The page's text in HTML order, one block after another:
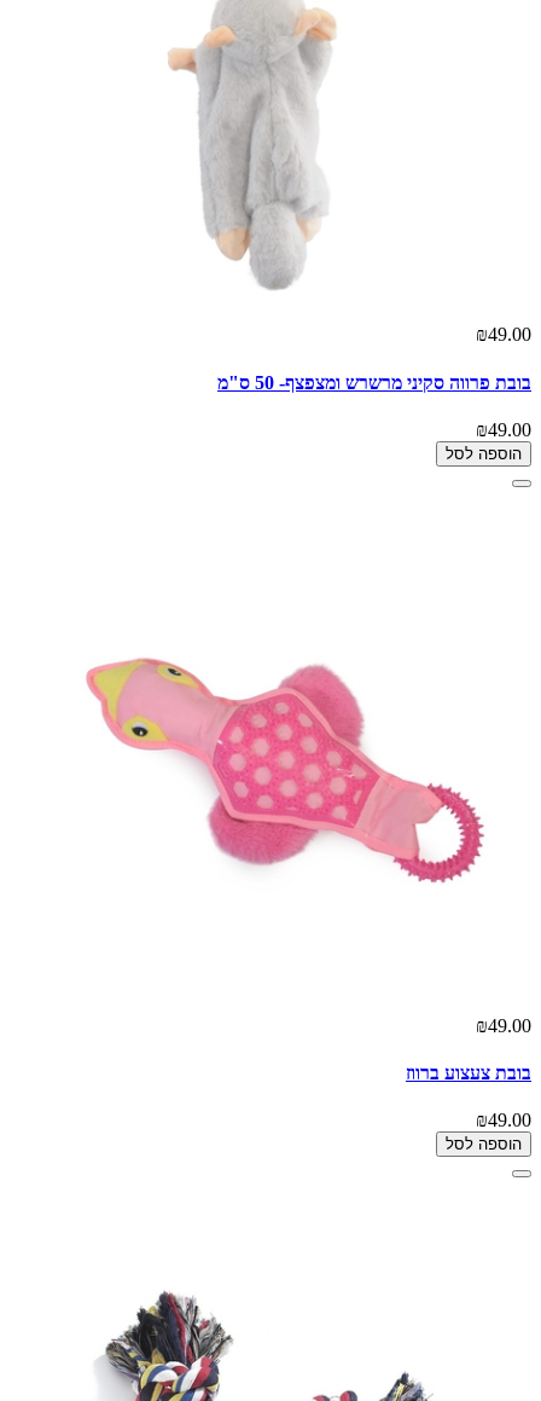
₪49.00
בובת פרווה סקיני מרשרש ומצפצף- 50 ס"מ
₪49.00
הוספה לסל
₪49.00
בובת צעצוע ברווז
₪49.00
הוספה לסל